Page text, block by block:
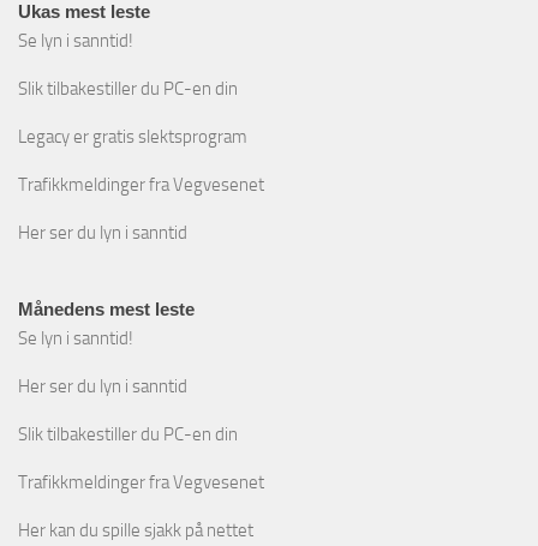
Ukas mest leste
Se lyn i sanntid!
Slik tilbakestiller du PC-en din
Legacy er gratis slektsprogram
Trafikkmeldinger fra Vegvesenet
Her ser du lyn i sanntid
Månedens mest leste
Se lyn i sanntid!
Her ser du lyn i sanntid
Slik tilbakestiller du PC-en din
Trafikkmeldinger fra Vegvesenet
Her kan du spille sjakk på nettet